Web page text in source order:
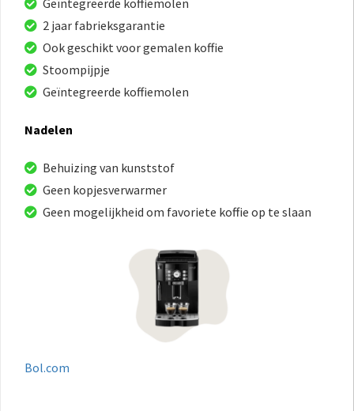
Geïntegreerde koffiemolen
2 jaar fabrieksgarantie
Ook geschikt voor gemalen koffie
Stoompijpje
Geïntegreerde koffiemolen
Nadelen
Behuizing van kunststof
Geen kopjesverwarmer
Geen mogelijkheid om favoriete koffie op te slaan
Bol.com